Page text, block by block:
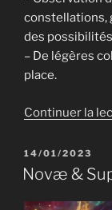
constellations,
des
– De légères
place.
Continuer la
PUBLIÉ
LE
14/01/2023
Novæ &